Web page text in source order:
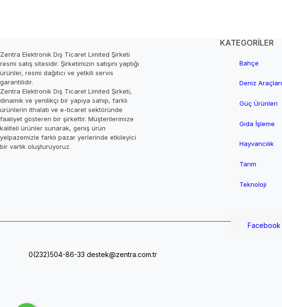
Zentra Elektronik Dış Ticaret Limited Şirketi
resmi satış sitesidir. Şirketimizin satışını yaptığı
ürünler, resmi dağıtıcı ve yetkili servis
garantilidir.
Zentra Elektronik Dış Ticaret Limited Şirketi,
dinamik ve yenilikçi bir yapıya sahip, farklı
ürünlerin ithalatı ve e-ticaret sektöründe
faaliyet gösteren bir şirkettir. Müşterilerimize
kaliteli ürünler sunarak, geniş ürün
yelpazemizle farklı pazar yerlerinde etkileyici
bir varlık oluşturuyoruz.
KATEGORİLER
Bahçe
Deniz Araçları
Güç Ürünleri
Gıda İşleme
Hayvancılık
Tarım
Teknoloji
Facebook
0(232)504-86-33 destek@zentra.com.tr